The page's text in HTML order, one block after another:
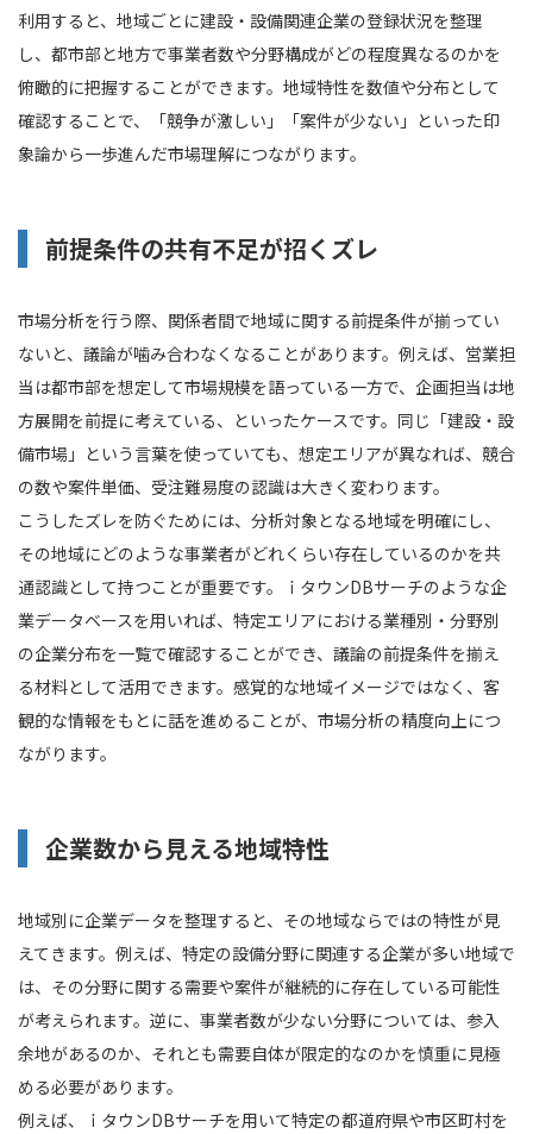
利用すると、地域ごとに建設・設備関連企業の登録状況を整理
し、都市部と地方で事業者数や分野構成がどの程度異なるのかを
俯瞰的に把握することができます。地域特性を数値や分布として
確認することで、「競争が激しい」「案件が少ない」といった印
象論から一歩進んだ市場理解につながります。
前提条件の共有不足が招くズレ
市場分析を行う際、関係者間で地域に関する前提条件が揃ってい
ないと、議論が噛み合わなくなることがあります。例えば、営業担
当は都市部を想定して市場規模を語っている一方で、企画担当は地
方展開を前提に考えている、といったケースです。同じ「建設・設
備市場」という言葉を使っていても、想定エリアが異なれば、競合
の数や案件単価、受注難易度の認識は大きく変わります。
こうしたズレを防ぐためには、分析対象となる地域を明確にし、
その地域にどのような事業者がどれくらい存在しているのかを共
通認識として持つことが重要です。ｉタウンDBサーチのような企
業データベースを用いれば、特定エリアにおける業種別・分野別
の企業分布を一覧で確認することができ、議論の前提条件を揃え
る材料として活用できます。感覚的な地域イメージではなく、客
観的な情報をもとに話を進めることが、市場分析の精度向上につ
ながります。
企業数から見える地域特性
地域別に企業データを整理すると、その地域ならではの特性が見
えてきます。例えば、特定の設備分野に関連する企業が多い地域で
は、その分野に関する需要や案件が継続的に存在している可能性
が考えられます。逆に、事業者数が少ない分野については、参入
余地があるのか、それとも需要自体が限定的なのかを慎重に見極
める必要があります。
例えば、ｉタウンDBサーチを用いて特定の都道府県や市区町村を